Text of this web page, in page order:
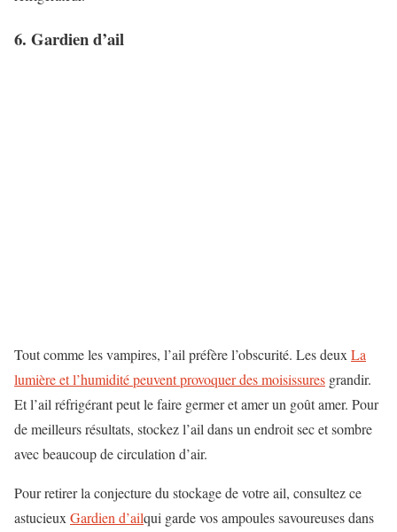
6. Gardien d’ail
Tout comme les vampires, l’ail préfère l’obscurité. Les deuxLa
lumière et l’humidité peuvent provoquer des moisissures grandir.
Et l’ail réfrigérant peut le faire germer et amer un goût amer. Pour
de meilleurs résultats, stockez l’ail dans un endroit sec et sombre
avec beaucoup de circulation d’air.
Pour retirer la conjecture du stockage de votre ail, consultez ce
astucieuxGardien d’ailqui garde vos ampoules savoureuses dans